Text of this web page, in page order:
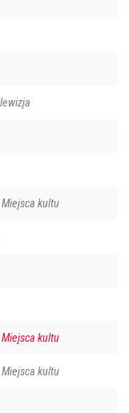
Miejsca kultu
Miejsca kultu
Miejsca kultu